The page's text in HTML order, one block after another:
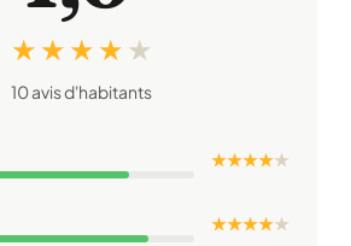
★ ★ ★ ★ ★
10 avis d'habitants
★ ★ ★ ★★
★ ★ ★ ★★